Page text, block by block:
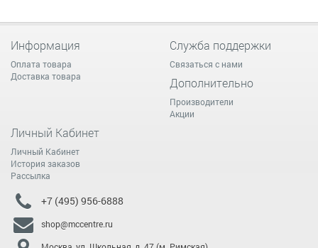
Информация
Оплата товара
Доставка товара
Служба поддержки
Связаться с нами
Дополнительно
Производители
Акции
Личный Кабинет
Личный Кабинет
История заказов
Рассылка
+7 (495) 956-6888
shop@mccentre.ru